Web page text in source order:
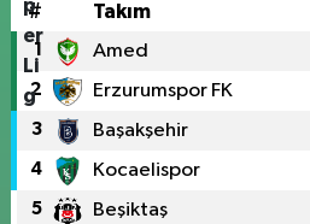
# Takım
1 Amed
2 Erzurumspor FK
3 Başakşehir
4 Kocaelispor
5 Beşiktaş